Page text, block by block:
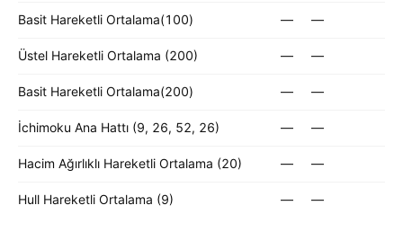
Basit Hareketli Ortalama(100) — —
Üstel Hareketli Ortalama (200) — —
Basit Hareketli Ortalama(200) — —
İchimoku Ana Hattı (9, 26, 52, 26) — —
Hacim Ağırlıklı Hareketli Ortalama (20) — —
Hull Hareketli Ortalama (9) — —